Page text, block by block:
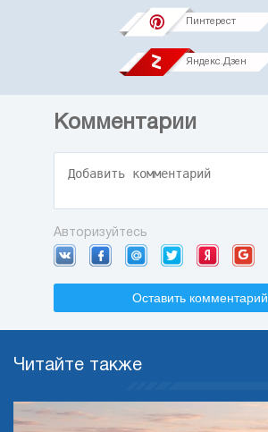
Пинтерест
Яндекс.Дзен
Комментарии
Авторизуйтесь
Оставить комментарий
Читайте также